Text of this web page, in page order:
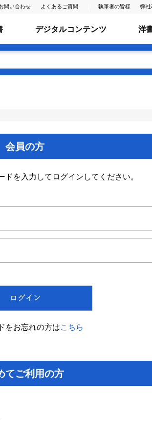
問い合わせ よくあるご質問 執筆者の皆様 弊社
デジタルコンテンツ 洋
会員の方
ドを入力してログインしてください。
をお忘れの方はこちら
てご利用の方